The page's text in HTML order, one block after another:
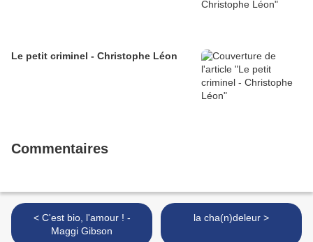
Le petit criminel - Christophe Léon
Commentaires
< C'est bio, l'amour ! -
Maggi Gibson
la cha(n)deleur >